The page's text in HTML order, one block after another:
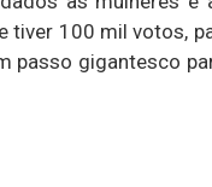
tiver 100 mil votos,
passo gigantesco